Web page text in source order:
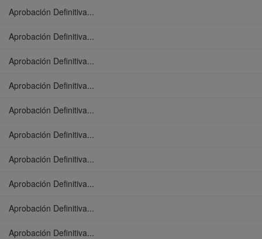
Aprobación Definitiva...
Aprobación Definitiva...
Aprobación Definitiva...
Aprobación Definitiva...
Aprobación Definitiva...
Aprobación Definitiva...
Aprobación Definitiva...
Aprobación Definitiva...
Aprobación Definitiva...
Aprobación Definitiva...